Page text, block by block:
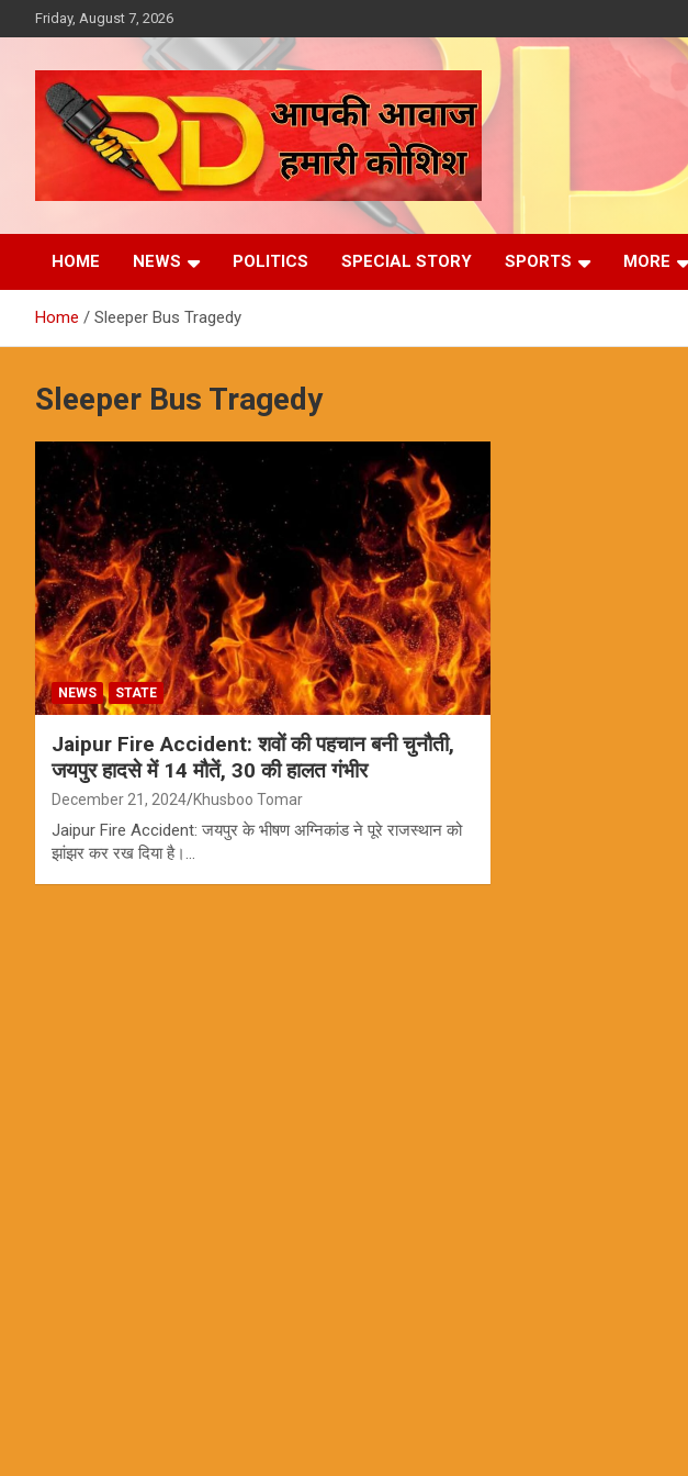
to
Friday, August 7, 2026
Reporter Diaries
HOME NEWS POLITICS SPECIAL STORY SPORTS MORE
Home Sleeper Bus Tragedy
Sleeper Bus Tragedy
NEWS STATE
Jaipur Fire Accident: शवों की पहचान बनी चुनौती,
जयपुर हादसे में 14 मौतें, 30 की हालत गंभीर
December 21, 2024 Khusboo Tomar
Jaipur Fire Accident: जयपुर के भीषण अग्निकांड ने पूरे राजस्थान को
झांझर कर रख दिया है।…